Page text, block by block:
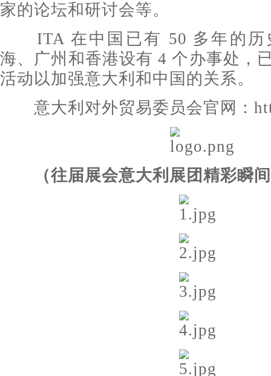
家的论坛和研讨会等。
ITA 在中国已有 50 多年的历
海、广州和香港设有 4 个办事处，
活动以加强意大利和中国的关系。
意大利对外贸易委员会官网：
（往届展会意大利展团精彩瞬间